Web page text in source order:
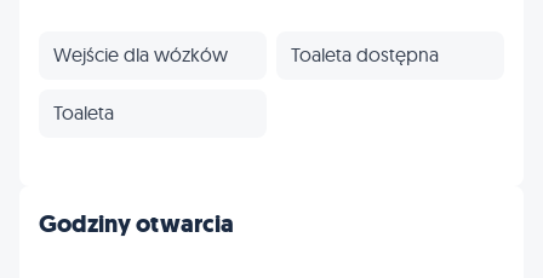
Wejście dla wózków Toaleta dostępna
Toaleta
Godziny otwarcia